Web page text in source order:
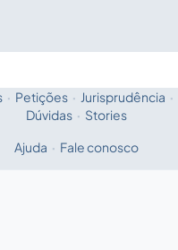
Fale com a IA
· Petições · Jurisprudência ·
Dúvidas · Stories
Ajuda · Fale conosco